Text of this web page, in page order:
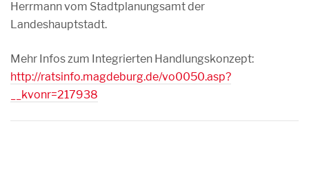
Herrmann vom Stadtplanungsamt der
Landeshauptstadt.
Mehr Infos zum Integrierten Handlungskonzept:
http://ratsinfo.magdeburg.de/vo0050.asp?
__kvonr=217938